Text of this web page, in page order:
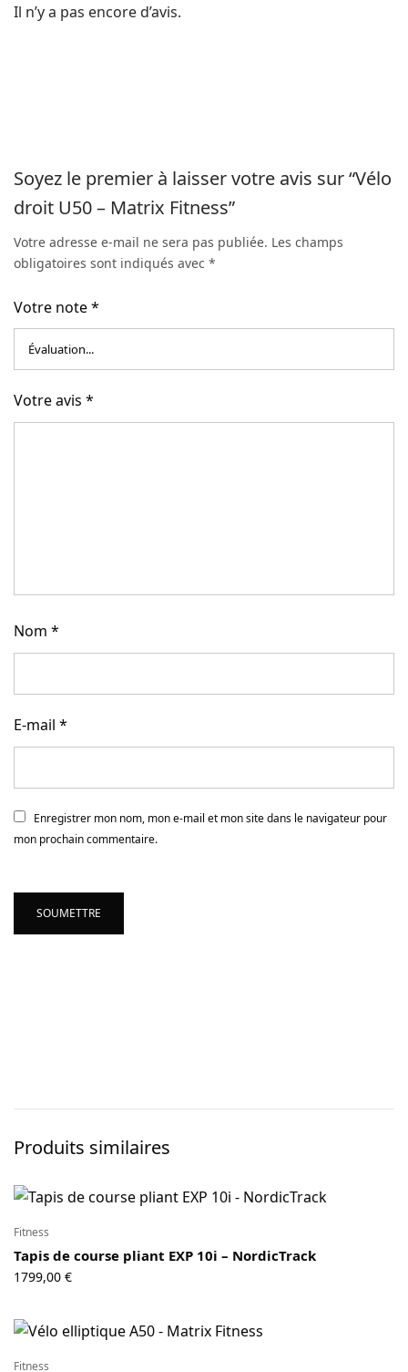
Il n’y a pas encore d’avis.
Soyez le premier à laisser votre avis sur “Vélo
droit U50 – Matrix Fitness”
Votre adresse e-mail ne sera pas publiée. Les champs
obligatoires sont indiqués avec*
Votre note*
Votre avis*
Nom*
E-mail*
Enregistrer mon nom, mon e-mail et mon site dans le navigateur pour
mon prochain commentaire.
Produits similaires
Fitness
Tapis de course pliant EXP 10i – NordicTrack
1799,00 €
Fitness